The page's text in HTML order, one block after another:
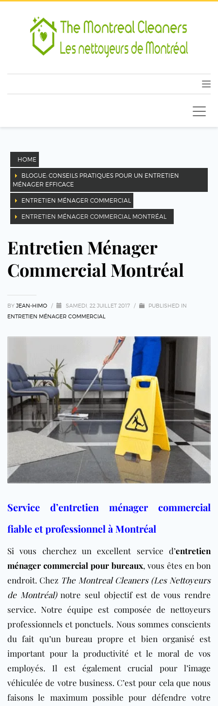
HOME
BLOGUE: CONSEILS PRATIQUES POUR UN ENTRETIEN
MÉNAGER EFFICACE
ENTRETIEN MÉNAGER COMMERCIAL
ENTRETIEN MÉNAGER COMMERCIAL MONTRÉAL
Entretien Ménager
Commercial Montréal
BY JEAN-HIMO / SAMEDI, 22 JUILLET 2017 /
PUBLISHED IN
ENTRETIEN MÉNAGER COMMERCIAL
Service d’entretien ménager commercial
fiable et professionnel à Montréal
Si vous cherchez un excellent service d’entretien
ménager commercial pour bureaux, vous êtes en bon
endroit. Chez The Montreal Cleaners (Les Nettoyeurs
de Montréal)notre seul objectif est de vous rendre
service. Notre équipe est composée de nettoyeurs
professionnels et ponctuels. Nous sommes conscients
du fait qu’un bureau propre et bien organisé est
important pour la productivité et le moral de vos
employés. Il est également crucial pour l’image
véhiculée de votre business. C’est pour cela que nous
faisons le maximum possible pour défendre votre